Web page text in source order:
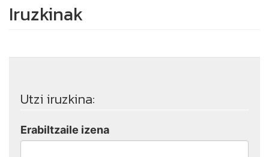
Iruzkinak
Utzi iruzkina:
Erabiltzaile izena